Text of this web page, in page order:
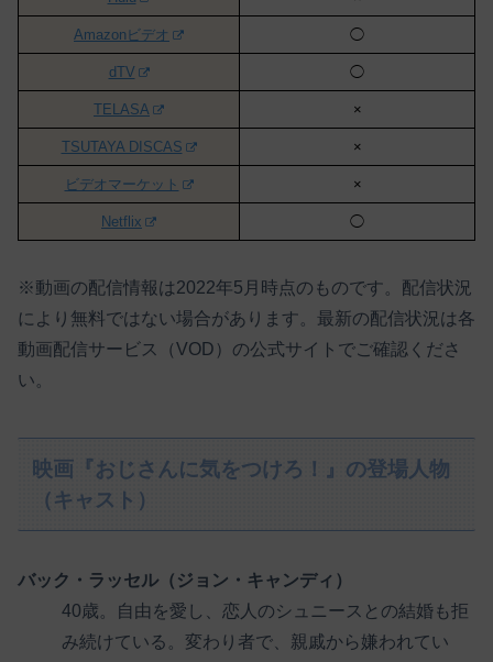
Amazonビデオ ◯
dTV ◯
TELASA ×
TSUTAYA DISCAS ×
ビデオマーケット ×
Netflix ◯
※動画の配信情報は2022年5月時点のものです。配信状況
により無料ではない場合があります。最新の配信状況は各
動画配信サービス（VOD）の公式サイトでご確認くださ
い。
映画『おじさんに気をつけろ！』の登場人物
（キャスト）
バック・ラッセル（ジョン・キャンディ）
40歳。自由を愛し、恋人のシュニースとの結婚も拒
み続けている。変わり者で、親戚から嫌われてい